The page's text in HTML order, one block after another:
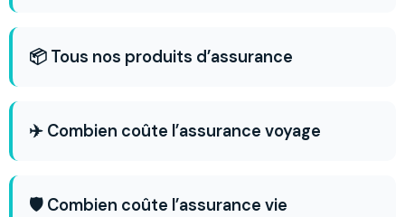
📦 Tous nos produits d’assurance
✈️ Combien coûte l’assurance voyage
🛡️ Combien coûte l’assurance vie